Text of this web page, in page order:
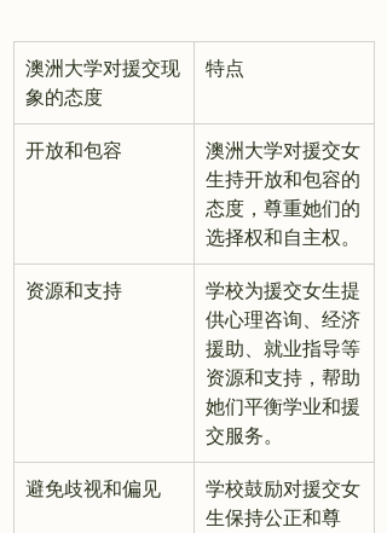
澳洲大学对援交现
象的态度
特点
开放和包容
澳洲大学对援交女
生持开放和包容的
态度，尊重她们的
选择权和自主权。
资源和支持
学校为援交女生提
供心理咨询、经济
援助、就业指导等
资源和支持，帮助
她们平衡学业和援
交服务。
避免歧视和偏见
学校鼓励对援交女
生保持公正和尊